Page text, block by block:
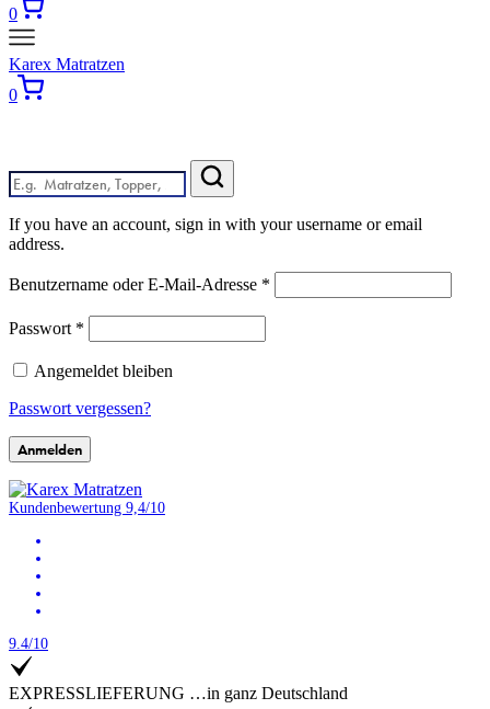
0
Karex Matratzen
0
If you have an account, sign in with your username or email
address.
Benutzername oder E-Mail-Adresse *
Passwort *
Angemeldet bleiben
Passwort vergessen?
Anmelden
Kundenbewertung 9,4/10
9.4/10
EXPRESSLIEFERUNG …in ganz Deutschland